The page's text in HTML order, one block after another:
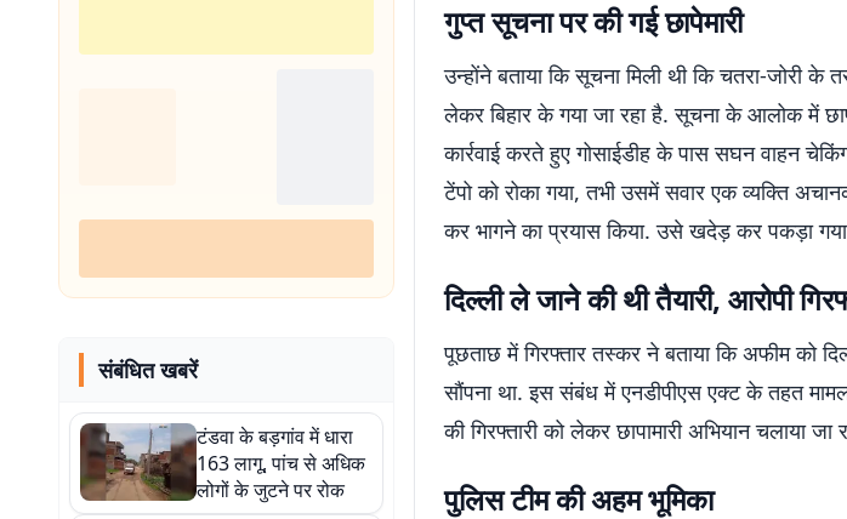
संबंधित खबरें
टंडवा के बड़गांव में धारा
163 लागू, पांच से अधिक
लोगों के जुटने पर रोक
गुप्त सूचना पर की गई छापेमारी
उन्होंने बताया कि सूचना मिली थी कि चतरा-जोरी
लेकर बिहार के गया जा रहा है. सूचना के आलोक में
कार्रवाई करते हुए गोसाईडीह के पास सघन वाहन
टेंपो को रोका गया, तभी उसमें सवार एक व्यक्ति
कर भागने का प्रयास किया. उसे खदेड़ कर पकड़ा
दिल्ली ले जाने की थी तैयारी, आरोपी
पूछताछ में गिरफ्तार तस्कर ने बताया कि अफीम को
सौंपना था. इस संबंध में एनडीपीएस एक्ट के तहत
की गिरफ्तारी को लेकर छापामारी अभियान चलाया जा
पुलिस टीम की अहम भूमिका